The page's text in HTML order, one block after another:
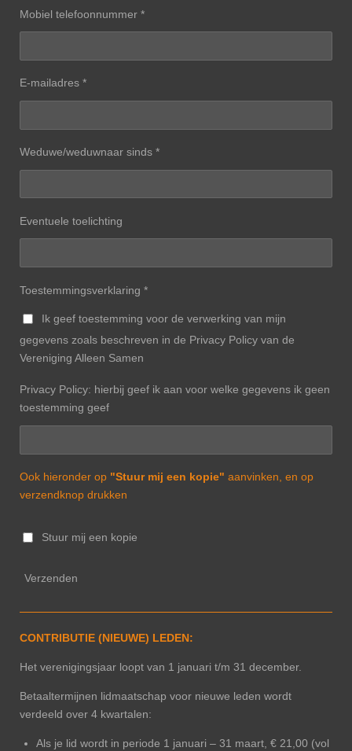
Mobiel telefoonnummer *
E-mailadres *
Weduwe/weduwnaar sinds *
Eventuele toelichting
Toestemmingsverklaring *
Ik geef toestemming voor de verwerking van mijn
gegevens zoals beschreven in de Privacy Policy van de
Vereniging Alleen Samen
Privacy Policy: hierbij geef ik aan voor welke gegevens ik geen
toestemming geef
Ook hieronder op "Stuur mij een kopie" aanvinken, en op
verzendknop drukken
Stuur mij een kopie
Verzenden
CONTRIBUTIE (NIEUWE) LEDEN:
Het verenigingsjaar loopt van 1 januari t/m 31 december.
Betaaltermijnen lidmaatschap voor nieuwe leden wordt
verdeeld over 4 kwartalen:
Als je lid wordt in periode 1 januari – 31 maart, € 21,00 (vol